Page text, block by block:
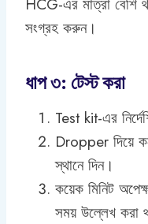
সংগ্রহ করুন।
ধাপ ৩: টেস্ট করা
Test kit-এর
Dropper দিয়ে
স্থানে দিন।
কয়েক মিনিট
সময় উল্লেখ করা